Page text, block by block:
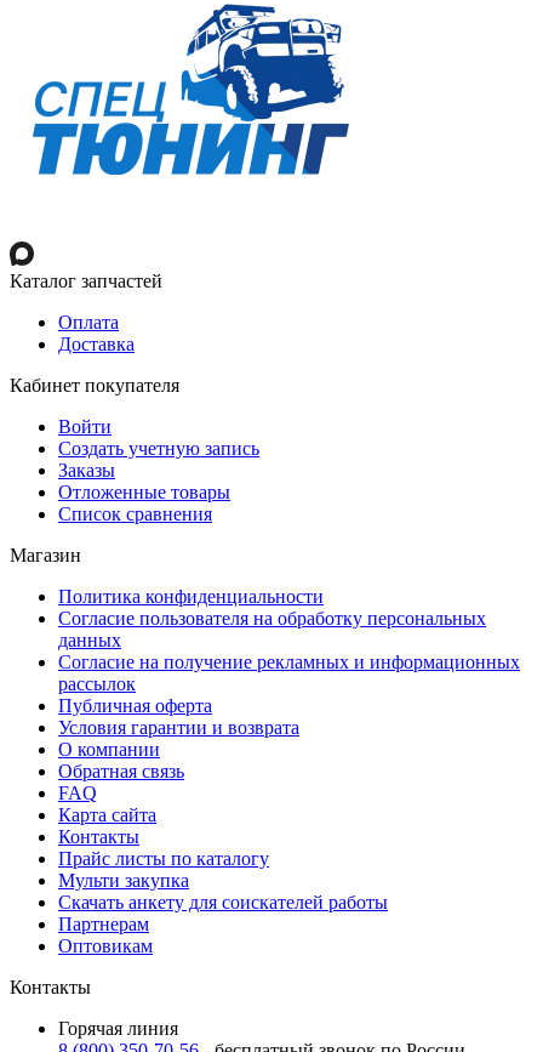
Каталог запчастей
Оплата
Доставка
Кабинет покупателя
Войти
Создать учетную запись
Заказы
Отложенные товары
Список сравнения
Магазин
Политика конфиденциальности
Согласие пользователя на обработку персональных
данных
Согласие на получение рекламных и информационных
рассылок
Публичная оферта
Условия гарантии и возврата
О компании
Обратная связь
FAQ
Карта сайта
Контакты
Прайс листы по каталогу
Мульти закупка
Скачать анкету для соискателей работы
Партнерам
Оптовикам
Контакты
Горячая линия